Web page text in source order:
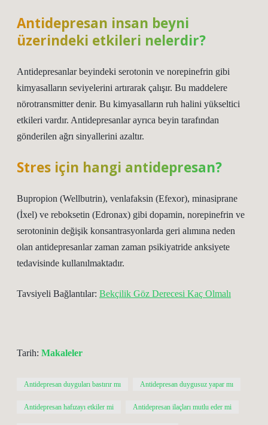
Antidepresan insan beyni
üzerindeki etkileri nelerdir?
Antidepresanlar beyindeki serotonin ve norepinefrin gibi
kimyasalların seviyelerini artırarak çalışır. Bu maddelere
nörotransmitter denir. Bu kimyasalların ruh halini yükseltici
etkileri vardır. Antidepresanlar ayrıca beyin tarafından
gönderilen ağrı sinyallerini azaltır.
Stres için hangi antidepresan?
Bupropion (Wellbutrin), venlafaksin (Efexor), minasiprane
(İxel) ve reboksetin (Edronax) gibi dopamin, norepinefrin ve
serotoninin değişik konsantrasyonlarda geri alımına neden
olan antidepresanlar zaman zaman psikiyatride anksiyete
tedavisinde kullanılmaktadır.
Tavsiyeli Bağlantılar: Bekçilik Göz Derecesi Kaç Olmalı
Tarih: Makaleler
Antidepresan duyguları bastırır mı Antidepresan duygusuz yapar mı
Antidepresan hafızayı etkiler mi Antidepresan ilaçları mutlu eder mi